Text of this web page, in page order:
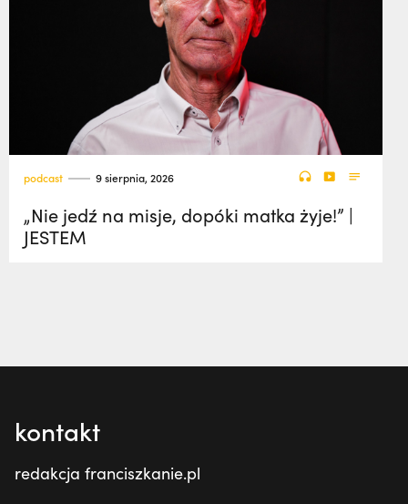
podcast 9 sierpnia, 2026
„Nie jedź na misje, dopóki matka żyje!” |
JESTEM
kontakt
redakcja franciszkanie.pl